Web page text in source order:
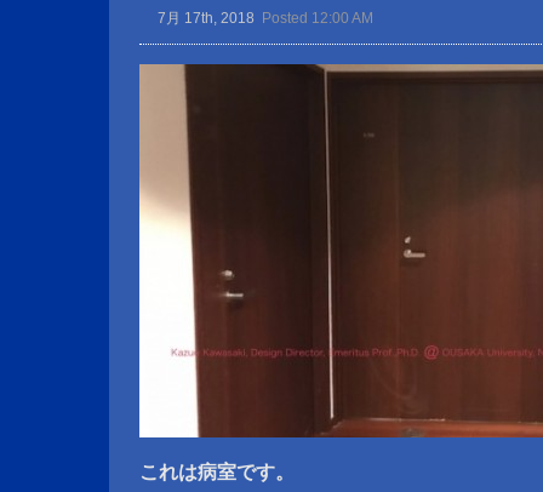
7月 17th, 2018 Posted 12:00 AM
これは病室です。